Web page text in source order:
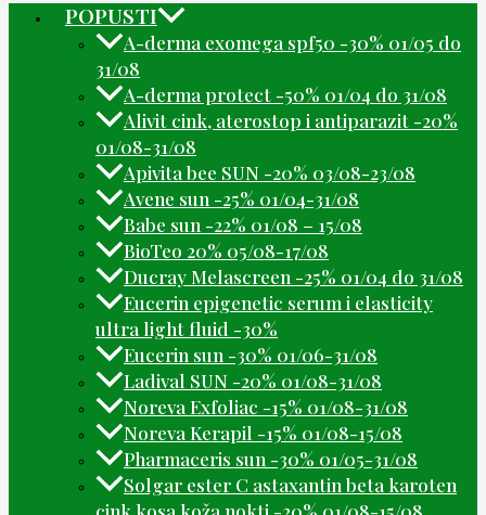
POPUSTI
A-derma exomega spf50 -30% 01/05 do
31/08
A-derma protect -50% 01/04 do 31/08
Alivit cink, aterostop i antiparazit -20%
01/08-31/08
Apivita bee SUN -20% 03/08-23/08
Avene sun -25% 01/04-31/08
Babe sun -22% 01/08 – 15/08
BioTeo 20% 05/08-17/08
Ducray Melascreen -25% 01/04 do 31/08
Eucerin epigenetic serum i elasticity
ultra light fluid -30%
Eucerin sun -30% 01/06-31/08
Ladival SUN -20% 01/08-31/08
Noreva Exfoliac -15% 01/08-31/08
Noreva Kerapil -15% 01/08-15/08
Pharmaceris sun -30% 01/05-31/08
Solgar ester C astaxantin beta karoten